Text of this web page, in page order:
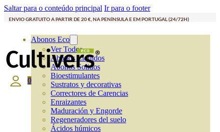
Saltar para o conteúdo principal Ir para o footer
ENVIO GRATUITO A PARTIR DE 20 €, NA PENÍNSULA E EM PORTUGAL (24/72H)
Abonos Eco
Ver Todos
Abonos Líquidos
Abonos Solidos
Bioestimulantes
Sustratos y decorativas
Correctores de Carencias
Enraizantes
Maduración y Engorde
Regeneradores del suelo
Ácidos húmicos
0